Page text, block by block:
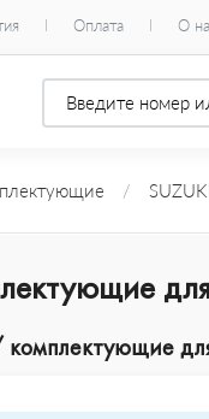
Оплата О
/
для
для